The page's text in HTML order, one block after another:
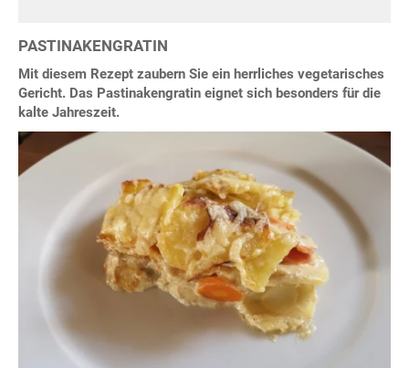
PASTINAKENGRATIN
Mit diesem Rezept zaubern Sie ein herrliches vegetarisches
Gericht. Das Pastinakengratin eignet sich besonders für die
kalte Jahreszeit.